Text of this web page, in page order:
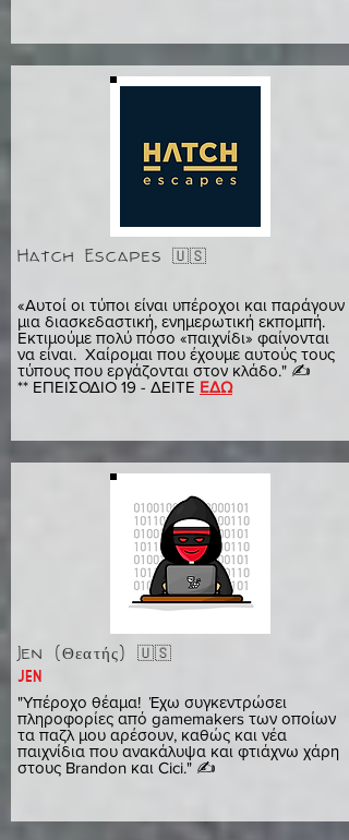
Hatch Escapes 🇺🇸
«Αυτοί οι τύποι είναι υπέροχοι και παράγουν
μια διασκεδαστική, ενημερωτική εκπομπή.
Εκτιμούμε πολύ πόσο «παιχνίδι» φαίνονται
να είναι. Χαίρομαι που έχουμε αυτούς τους
τύπους που εργάζονται στον κλάδο." ✍️
** ΕΠΕΙΣΟΔΙΟ 19 - ΔΕΙΤΕ ΕΔΩ
Jen (Θεατής) 🇺🇸
JEN
"Υπέροχο θέαμα! Έχω συγκεντρώσει
πληροφορίες από gamemakers των οποίων
τα παζλ μου αρέσουν, καθώς και νέα
παιχνίδια που ανακάλυψα και φτιάχνω χάρη
στους Brandon και Cici." ✍️